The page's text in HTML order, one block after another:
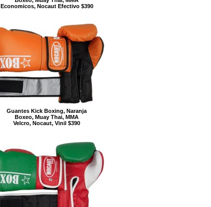
Economicos, Nocaut Efectivo $390
Guantes Kick Boxing, Naranja
Boxeo, Muay Thai, MMA
Velcro, Nocaut, Vinil $390